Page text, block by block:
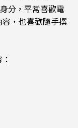
分，平常喜歡電
，也喜歡隨手撰